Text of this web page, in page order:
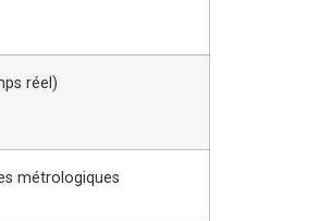
réel)
métrologiques